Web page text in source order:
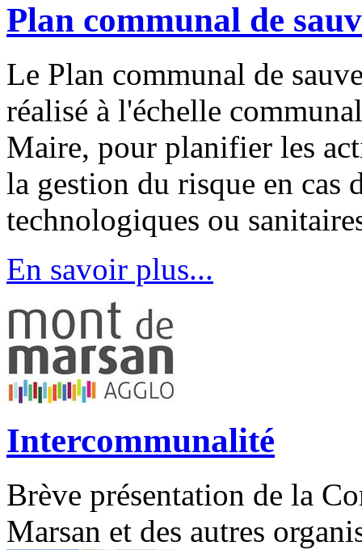
Plan communal de
Le Plan communal de
réalisé à l'échelle
Maire, pour planifier les
la gestion du risque en cas
technologiques ou
En savoir plus...
Intercommunalité
Brève présentation de la
Marsan et des autres